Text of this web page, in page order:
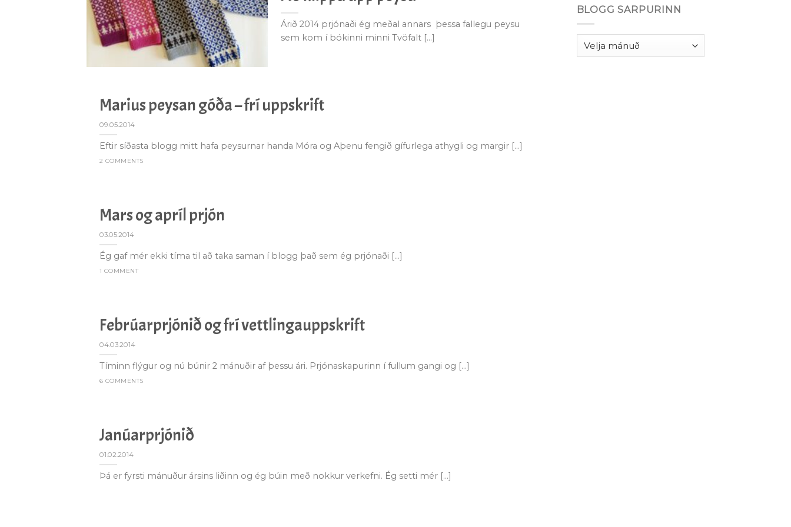
Árið 2014 prjónaði ég meðal annars þessa fallegu peysu
sem kom í bókinni minni Tvöfalt [...]
Marius peysan góða – frí uppskrift
09.05.2014
Eftir síðasta blogg mitt hafa peysurnar handa Móra og Aþenu fengið gífurlega athygli og margir [...]
2 COMMENTS
Mars og apríl prjón
03.05.2014
Ég gaf mér ekki tíma til að taka saman í blogg það sem ég prjónaði [...]
1 COMMENT
Febrúarprjónið og frí vettlingauppskrift
04.03.2014
Tíminn flýgur og nú búnir 2 mánuðir af þessu ári. Prjónaskapurinn í fullum gangi og [...]
6 COMMENTS
Janúarprjónið
01.02.2014
Þá er fyrsti mánuður ársins liðinn og ég búin með nokkur verkefni. Ég setti mér [...]
BLOGG SARPURINN
Blogg
Sarpurinn